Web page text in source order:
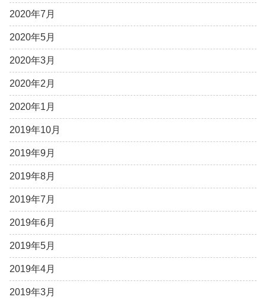
2020年7月
2020年5月
2020年3月
2020年2月
2020年1月
2019年10月
2019年9月
2019年8月
2019年7月
2019年6月
2019年5月
2019年4月
2019年3月